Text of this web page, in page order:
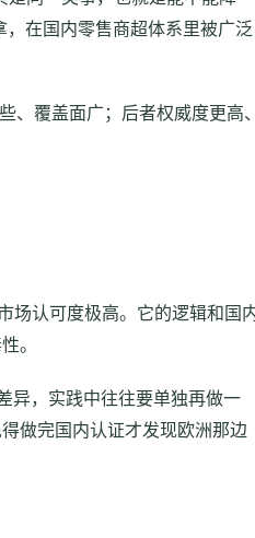
在国内零售商超体系里被广泛
、覆盖面广；后者权威度更高
场认可度极高。它的逻辑和国
。
异，实践中往往要单独再做一
做完国内认证才发现欧洲那边